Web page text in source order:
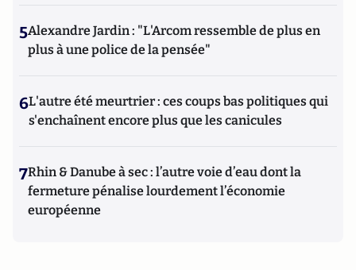
5Alexandre Jardin : "L'Arcom ressemble de plus en
plus à une police de la pensée"
6L'autre été meurtrier : ces coups bas politiques qui
s'enchaînent encore plus que les canicules
7Rhin & Danube à sec : l’autre voie d’eau dont la
fermeture pénalise lourdement l’économie
européenne